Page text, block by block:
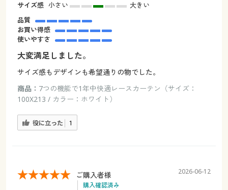
サイズ感 小さい
大きい
品質
お買い得感
使いやすさ
大変満足しました。
サイズ感もデザインも希望通りの物でした。
商品： 7つの機能で1年中快適レースカーテン（サイズ：
100X213 / カラー：ホワイト）
役に立った 1
ご購入者様
購入確認済み
2026-06-12